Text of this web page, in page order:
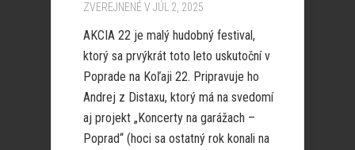
ZVEREJNENÉ V JÚL 2, 2025
AKCIA 22 je malý hudobný festival,
ktorý sa prvýkrát toto leto uskutoční v
Poprade na Koľaji 22. Pripravuje ho
Andrej z Distaxu, ktorý má na svedomí
aj projekt „Koncerty na garážach –
Poprad“ (hoci sa ostatný rok konali na